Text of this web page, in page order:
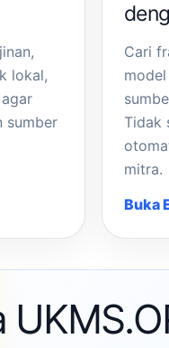
lokal,
sumber
Cari
Tidak
mitra.
Buka